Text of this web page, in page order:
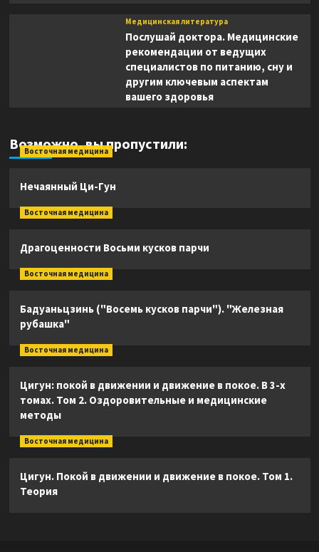
Медицинская литература
Послушай доктора. Медицинские
рекомендации от ведущих
специалистов по питанию, сну и
другим ключевым аспектам
вашего здоровья
Возможно, вы пропустили:
Восточная медицина
Нечаянный Ци-Гун
Восточная медицина
Драгоценности Восьми кусков парчи
Восточная медицина
Бадуаньцзинь ("Восемь кусков парчи"). "Железная
рубашка"
Восточная медицина
Цигун: покой в движении и движение в покое. В 3-х
томах. Том 2. Оздоровительные и медицинские
методы
Восточная медицина
Цигун. Покой в движении и движение в покое. Том 1.
Теория